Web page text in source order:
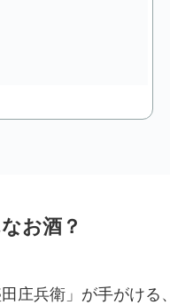
お酒？
庄兵衛」が手がけ